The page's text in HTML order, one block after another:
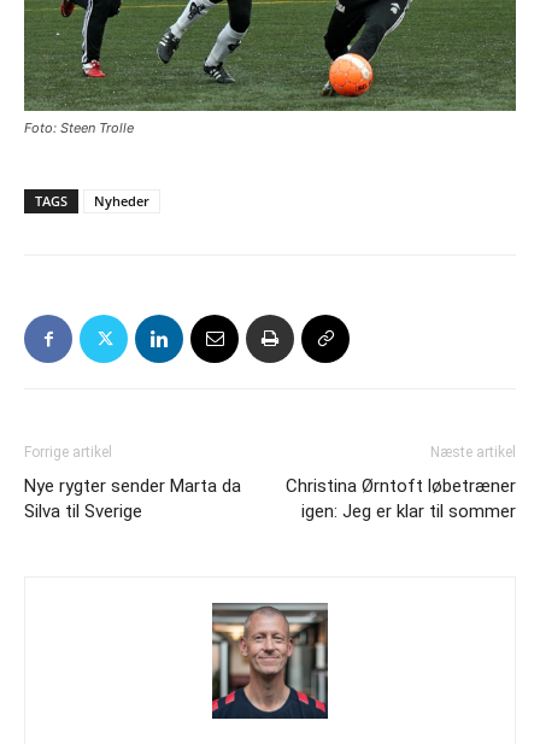
Foto: Steen Trolle
TAGS Nyheder
Forrige artikel
Nye rygter sender Marta da
Silva til Sverige
Næste artikel
Christina Ørntoft løbetræner
igen: Jeg er klar til sommer